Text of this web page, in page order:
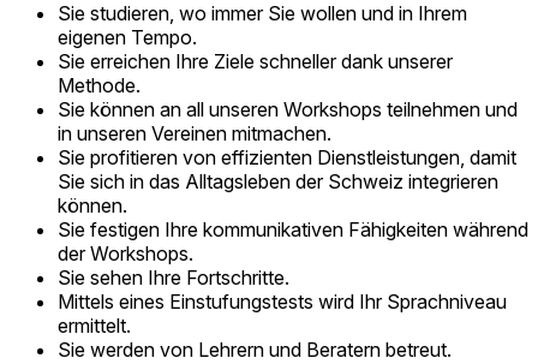
Sie studieren, wo immer Sie wollen und in Ihrem
eigenen Tempo.
Sie erreichen Ihre Ziele schneller dank unserer
Methode.
Sie können an all unseren Workshops teilnehmen und
in unseren Vereinen mitmachen.
Sie profitieren von effizienten Dienstleistungen, damit
Sie sich in das Alltagsleben der Schweiz integrieren
können.
Sie festigen Ihre kommunikativen Fähigkeiten während
der Workshops.
Sie sehen Ihre Fortschritte.
Mittels eines Einstufungstests wird Ihr Sprachniveau
ermittelt.
Sie werden von Lehrern und Beratern betreut.